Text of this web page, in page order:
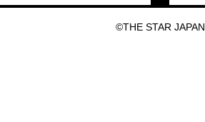
©THE STAR JAPAN